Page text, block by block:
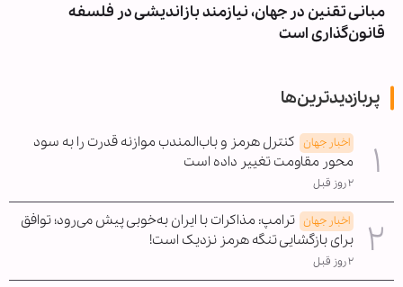
مبانی تقنین در جهان، نیازمند بازاندیشی در فلسفه
قانون‌گذاری است
پربازدیدترین‌ها
اخبار جهان کنترل هرمز و باب‌المندب موازنه قدرت را به سود
محور مقاومت تغییر داده است
۲ روز قبل
اخبار جهان ترامپ: مذاکرات با ایران به‌خوبی پیش می‌رود؛ توافق
برای بازگشایی تنگه هرمز نزدیک است!
۲ روز قبل